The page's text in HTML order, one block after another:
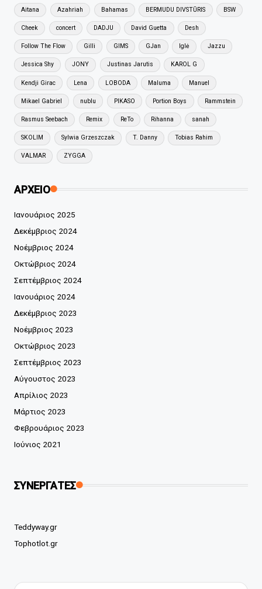
Aitana Azahriah Bahamas BERMUDU DIVSTŪRIS BSW
Cheek concert DADJU David Guetta Desh
Follow The Flow Gilli GIMS GJan Iglė Jazzu
Jessica Shy JONY Justinas Jarutis KAROL G
Kendji Girac Lena LOBODA Maluma Manuel
Mikael Gabriel nublu PIKASO Portion Boys Rammstein
Rasmus Seebach Remix ReTo Rihanna sanah
SKOLIM Sylwia Grzeszczak T. Danny Tobias Rahim
VALMAR ZYGGA
ΑΡΧΕΙΟ
Ιανουάριος 2025
Δεκέμβριος 2024
Νοέμβριος 2024
Οκτώβριος 2024
Σεπτέμβριος 2024
Ιανουάριος 2024
Δεκέμβριος 2023
Νοέμβριος 2023
Οκτώβριος 2023
Σεπτέμβριος 2023
Αύγουστος 2023
Απρίλιος 2023
Μάρτιος 2023
Φεβρουάριος 2023
Ιούνιος 2021
ΣΥΝΕΡΓΑΤΕΣ
Teddyway.gr
Tophotlot.gr